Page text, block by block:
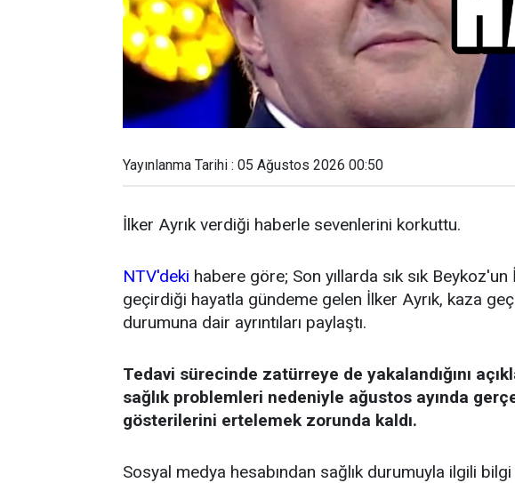
Yayınlanma Tarihi : 05 Ağustos 2026 00:50
İlker Ayrık verdiği haberle sevenlerini korkuttu.
NTV'deki habere göre; Son yıllarda sık sık
geçirdiği hayatla gündeme gelen İlker Ayrık, kaza
durumuna dair ayrıntıları paylaştı.
Tedavi sürecinde zatürreye de yakalandığını
sağlık problemleri nedeniyle ağustos ayında
gösterilerini ertelemek zorunda kaldı.
Sosyal medya hesabından sağlık durumuyla ilgili